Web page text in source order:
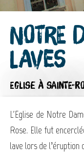
Notre
Laves
EGLISE À SAINTE-
L'Eglise de Notre
Rose. Elle fut
lave lors de l’éruption